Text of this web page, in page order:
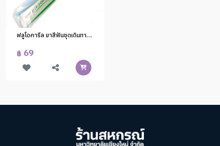
ฟลูโอคารีล ยาสีฟันชุดเดินทาง (1x48)
฿ 69